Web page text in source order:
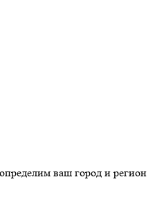
ваш город и регион